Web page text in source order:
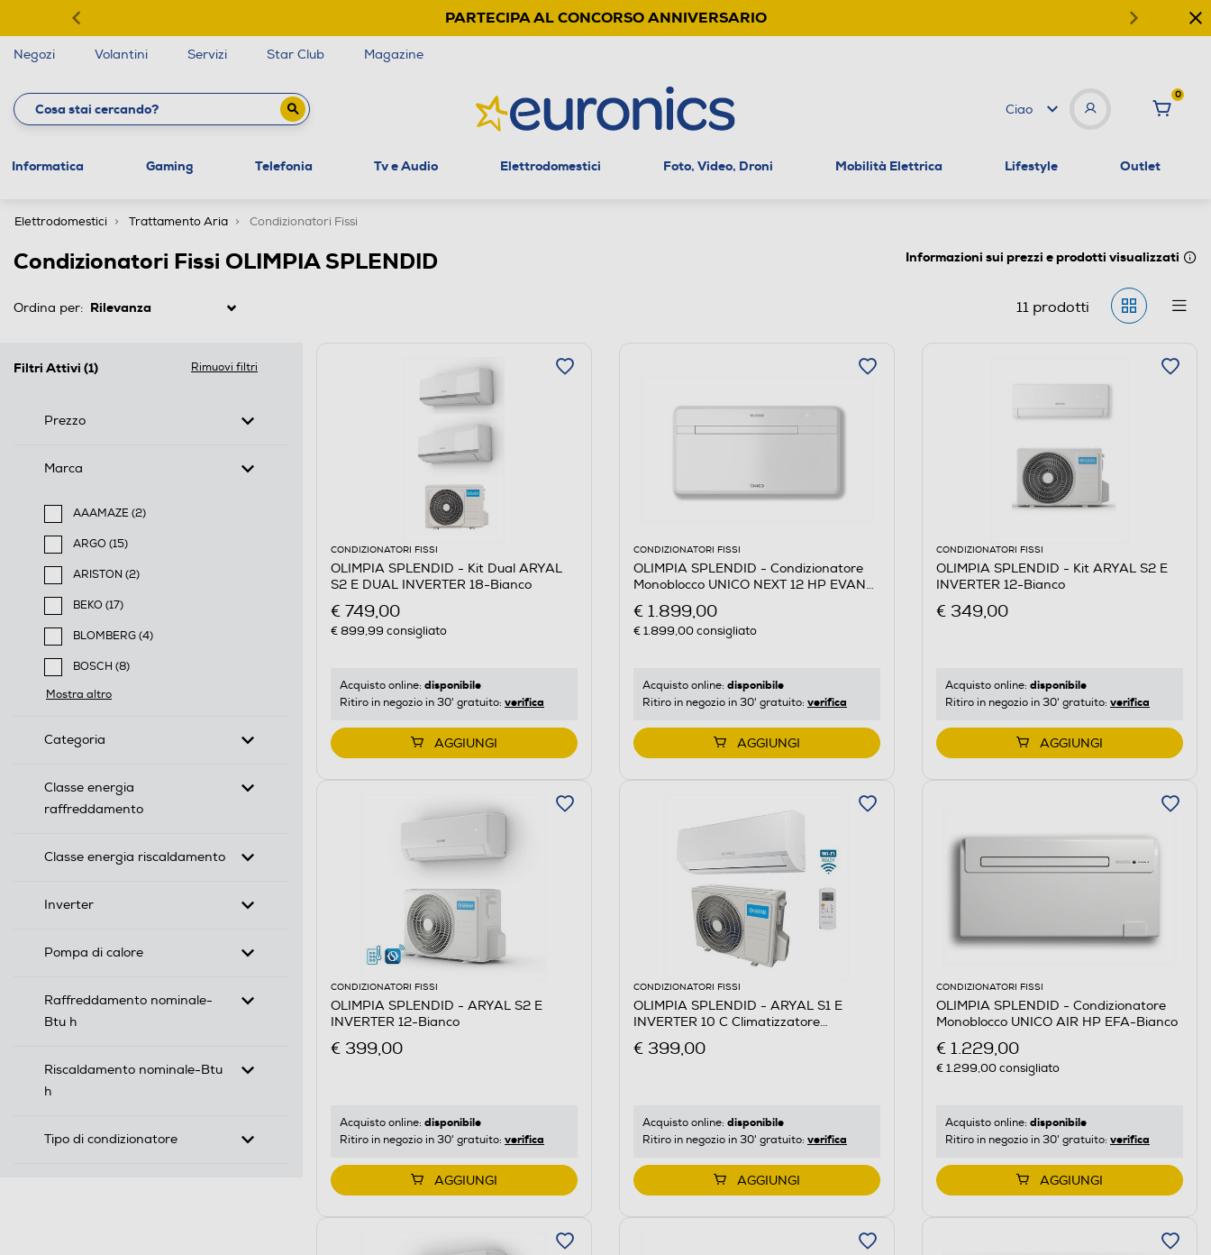
PARTECIPA AL CONCORSO ANNIVERSARIO
Negozi Volantini Servizi Star Club Magazine
Ciao
0
Informatica Gaming Telefonia Tv e Audio Elettrodomestici Foto, Video, Droni Mobilità Elettrica Lifestyle Outlet
Elettrodomestici Trattamento Aria Condizionatori Fissi
Condizionatori Fissi OLIMPIA SPLENDID Informazioni sui prezzi e prodotti visualizzati
Ordina per: 11prodotti
Filtri Attivi (1) Rimuovi filtri
Prezzo
Marca
AAAMAZE (2)
Filtra per Marca: AAAMAZE
ARGO (15)
Filtra per Marca: ARGO
ARISTON (2)
Filtra per Marca: ARISTON
BEKO (17)
Filtra per Marca: BEKO
BLOMBERG (4)
Filtra per Marca: BLOMBERG
BOSCH (8)
Filtra per Marca: BOSCH
Mostra altro
Categoria
Classe energia
raffreddamento
Classe energia riscaldamento
Inverter
Pompa di calore
Raffreddamento nominale-
Btu h
Riscaldamento nominale-Btu
h
Tipo di condizionatore
CONDIZIONATORI FISSI
OLIMPIA SPLENDID - Kit Dual ARYAL
S2 E DUAL INVERTER 18-Bianco
€ 749,00
€ 899,99 consigliato
Acquisto online: disponibile
Ritiro in negozio in 30' gratuito: verifica
AGGIUNGI
CONDIZIONATORI FISSI
OLIMPIA SPLENDID - Condizionatore
Monoblocco UNICO NEXT 12 HP EVAN-
€ 1.899,00
€ 1.899,00consigliato
Acquisto online: disponibile
Ritiro in negozio in 30' gratuito: verifica
AGGIUNGI
CONDIZIONATORI FISSI
OLIMPIA SPLENDID - Kit ARYAL S2 E
INVERTER 12-Bianco
€ 349,00
Acquisto online: disponibile
Ritiro in negozio in 30' gratuito: verifica
AGGIUNGI
CONDIZIONATORI FISSI
OLIMPIA SPLENDID - ARYAL S2 E
INVERTER 12-Bianco
€ 399,00
Acquisto online: disponibile
Ritiro in negozio in 30' gratuito: verifica
AGGIUNGI
CONDIZIONATORI FISSI
OLIMPIA SPLENDID - ARYAL S1 E
INVERTER 10 C Climatizzatore
€ 399,00
Acquisto online: disponibile
Ritiro in negozio in 30' gratuito: verifica
AGGIUNGI
CONDIZIONATORI FISSI
OLIMPIA SPLENDID - Condizionatore
Monoblocco UNICO AIR HP EFA-Bianco
€ 1.229,00
€ 1.299,00consigliato
Acquisto online: disponibile
Ritiro in negozio in 30' gratuito: verifica
AGGIUNGI